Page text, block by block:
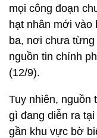
mọi công đoạn
hạt nhân mới
ba, nơi chưa
nguồn tin chính
(12/9).
Tuy nhiên, nguồn
gì đang diễn ra
gần khu vực bờ